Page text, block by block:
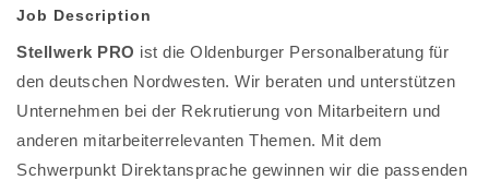
Job Description
Stellwerk PRO ist die Oldenburger Personalberatung für
den deutschen Nordwesten. Wir beraten und unterstützen
Unternehmen bei der Rekrutierung von Mitarbeitern und
anderen mitarbeiterrelevanten Themen. Mit dem
Schwerpunkt Direktansprache gewinnen wir die passenden